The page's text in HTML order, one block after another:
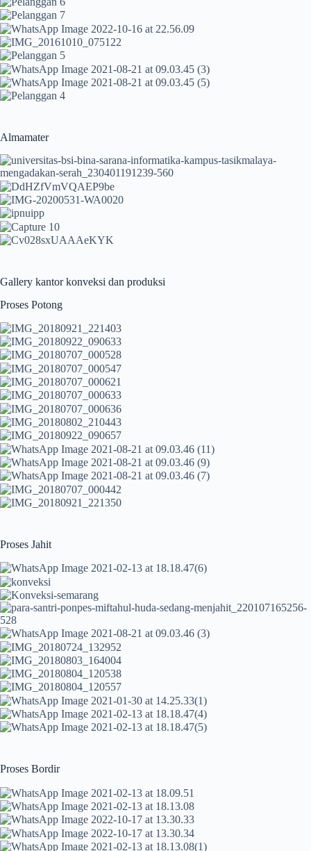
Almamater
Gallery kantor konveksi dan produksi
Proses Potong
Proses Jahit
Proses Bordir